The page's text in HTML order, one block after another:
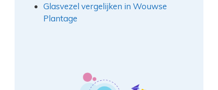
Glasvezel vergelijken in Wouwse
Plantage